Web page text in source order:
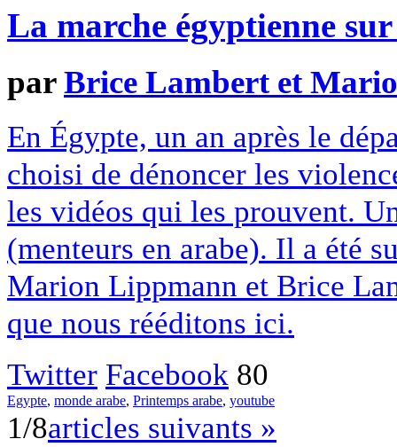
La marche égyptienne
parBrice Lambert et
En Égypte, un an après le
choisi de dénoncer les
les vidéos qui les prouvent.
(menteurs en arabe). Il a été
Marion Lippmann et Brice
que nous rééditons ici.
Twitter Facebook 80
Egypte, monde arabe, Printemps arabe, youtube
1/8articles suivants »